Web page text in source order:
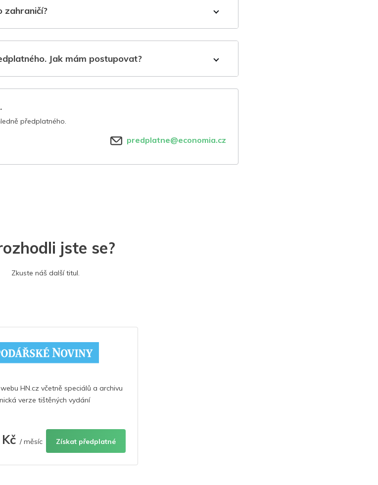
zahraničí?
Jak mám postupovat?
předplatného.
predplatne@economia.cz
jste se?
Zkuste náš další titul.
HN.cz včetně speciálů a archivu
verze tištěných vydání
/ měsíc Získat předplatné